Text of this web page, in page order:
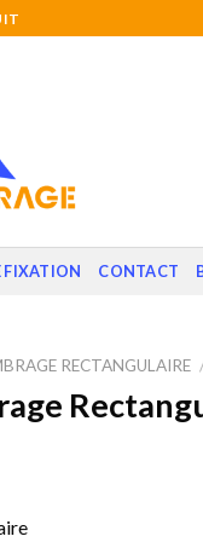
FIXATION CONTACT
RECTANGULAIRE